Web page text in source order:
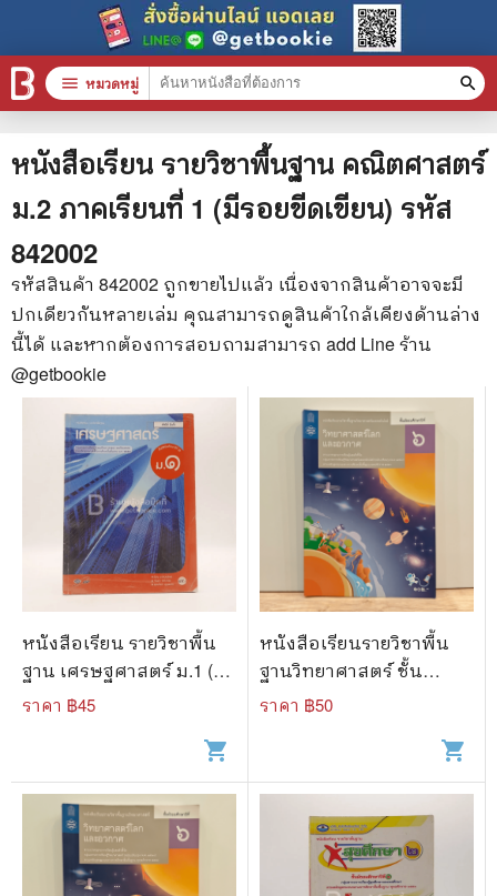
หนังสือเรียน รายวิชาพื้นฐาน คณิตศาสตร์
ม.2 ภาคเรียนที่ 1 (มีรอยขีดเขียน) รหัส
842002
รหัสสินค้า 842002 ถูกขายไปแล้ว เนื่องจากสินค้าอาจจะมี
ปกเดียวกันหลายเล่ม คุณสามารถดูสินค้าใกล้เคียงด้านล่าง
นี้ได้ และหากต้องการสอบถามสามารถ add Line ร้าน
@getbookie
หนังสือเรียน รายวิชาพื้น
ฐาน เศรษฐศาสตร์ ม.1 (มี
รอยขีดเขียน)
ราคา ฿45
shopping_cart
หนังสือเรียนรายวิชาพื้น
ฐานวิทยาศาสตร์ ชั้น
มัธยมศึกษาปีที่ 6
ราคา ฿50
shopping_cart
menu หมวดหมู่ search
หมวดหมู่สินค้า clear
stars สินค้าใช้เฉพาะแต้มเท่านั้น
📚 หนังสือทั่วไป
🦄 วรรณกรรม นิยาย เรื่องสั้น
🎓 การศึกษา
😼 หนังสือการ์ตูน
🐲 หนังสือเด็ก
📕 นิตยสาร
🌎 International Books
🎲 Board Game
📅 สินค้าอื่นๆ